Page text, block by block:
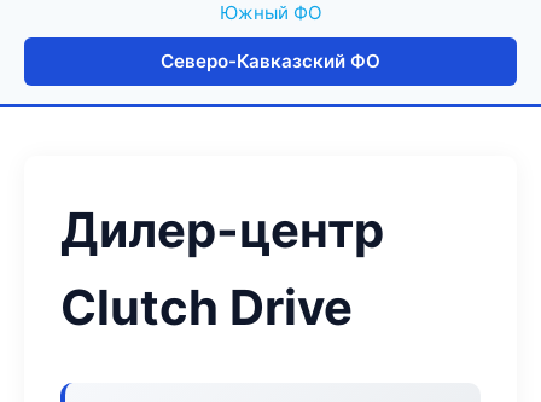
Южный ФО
Северо-Кавказский ФО
Дилер-центр
Clutch Drive